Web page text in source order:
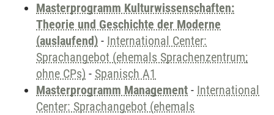
Masterprogramm Kulturwissenschaften:
Theorie und Geschichte der Moderne
(auslaufend) - International Center:
Sprachangebot (ehemals Sprachenzentrum;
ohne CPs) - Spanisch A1
Masterprogramm Management - International
Center: Sprachangebot (ehemals